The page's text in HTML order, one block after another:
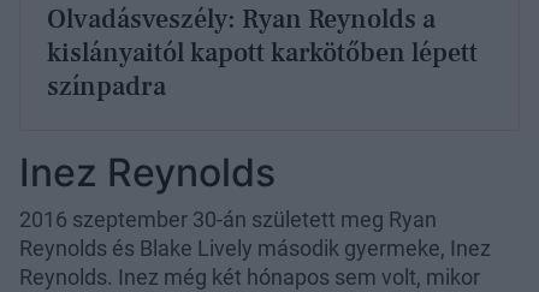
Olvadásveszély: Ryan Reynolds a
kislányaitól kapott karkötőben lépett
színpadra
Inez Reynolds
2016 szeptember 30-án született meg Ryan
Reynolds és Blake Lively második gyermeke, Inez
Reynolds. Inez még két hónapos sem volt, mikor